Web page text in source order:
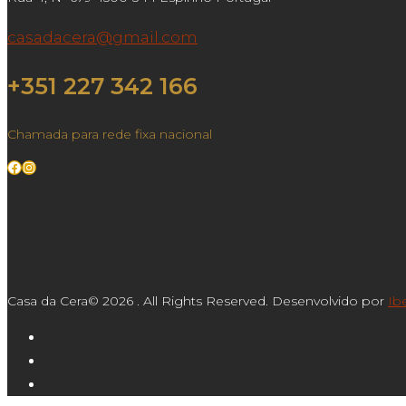
casadacera@gmail.com
+351 227 342 166
Chamada para rede fixa nacional
Facebook
Instagram
Casa da Cera© 2026 . All Rights Reserved. Desenvolvido por